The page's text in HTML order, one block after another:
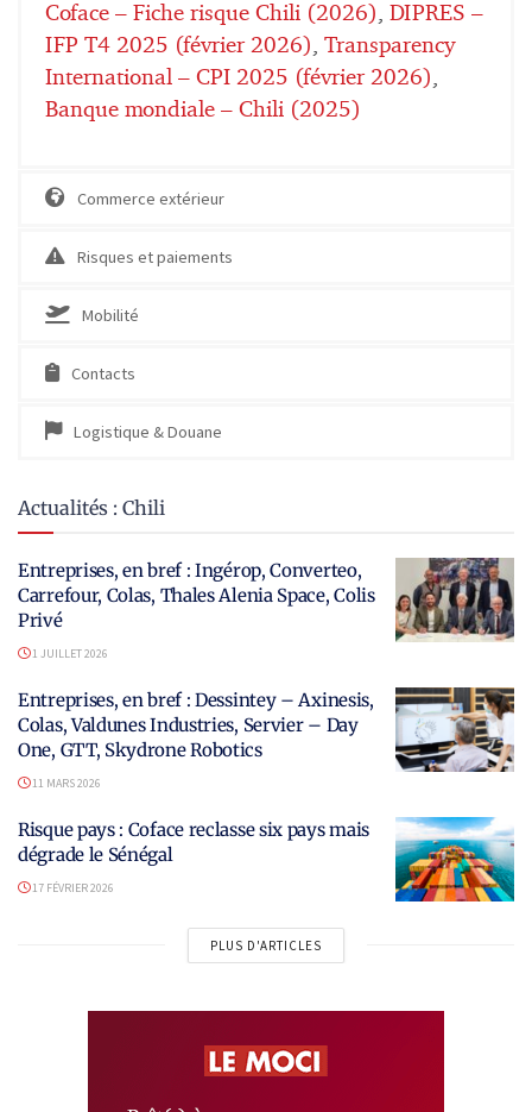
Coface – Fiche risque Chili (2026), DIPRES –
IFP T4 2025 (février 2026), Transparency
International – CPI 2025 (février 2026),
Banque mondiale – Chili (2025)
Commerce extérieur
Risques et paiements
Mobilité
Contacts
Logistique & Douane
Actualités : Chili
Entreprises, en bref : Ingérop, Converteo,
Carrefour, Colas, Thales Alenia Space, Colis
Privé
1 JUILLET 2026
Entreprises, en bref : Dessintey – Axinesis,
Colas, Valdunes Industries, Servier – Day
One, GTT, Skydrone Robotics
11 MARS 2026
Risque pays : Coface reclasse six pays mais
dégrade le Sénégal
17 FÉVRIER 2026
PLUS D'ARTICLES